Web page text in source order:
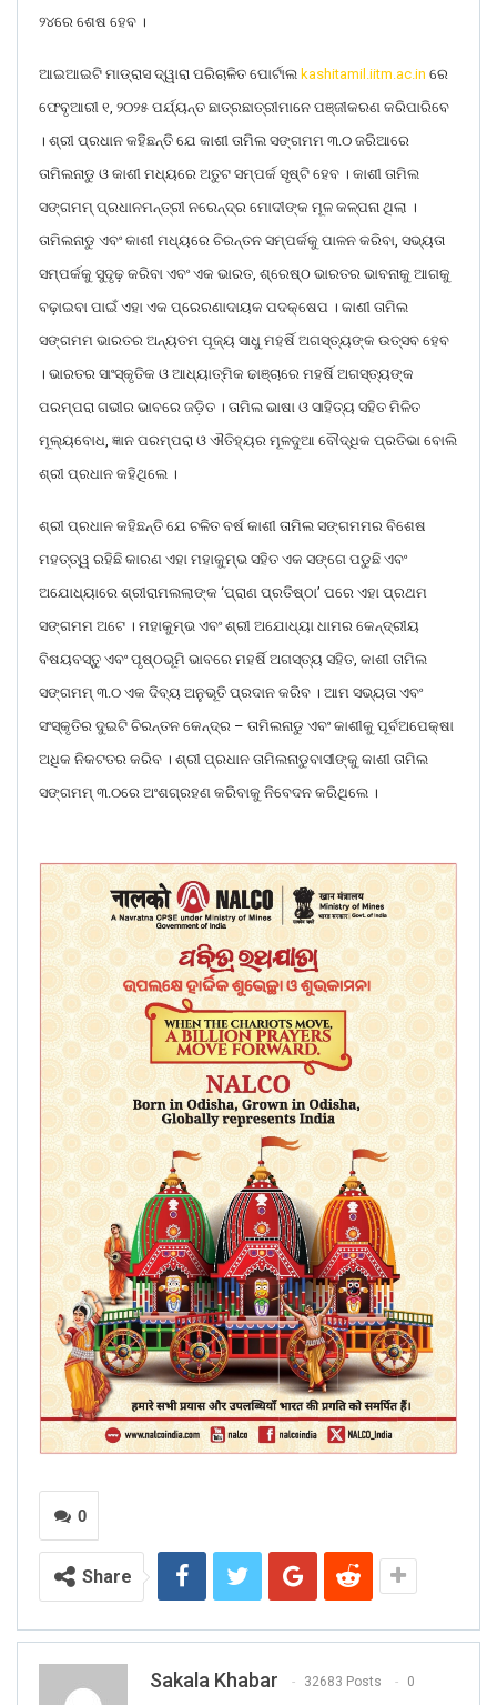
୨୪ରେ ଶେଷ ହେବ ।
ଆଇଆଇଟି ମାଡ୍ରାସ ଦ୍ୱାରା ପରିଚାଳିତ ପୋର୍ଟାଲ kashitamil.iitm.ac.in ରେ
ଫେବୃଆରୀ ୧, ୨୦୨୫ ପର୍ଯ୍ୟନ୍ତ ଛାତ୍ରଛାତ୍ରୀମାନେ ପଞ୍ଜୀକରଣ କରିପାରିବେ
। ଶ୍ରୀ ପ୍ରଧାନ କହିଛନ୍ତି ଯେ କାଶୀ ତାମିଲ ସଙ୍ଗମମ ୩.୦ ଜରିଆରେ
ତାମିଲନାଡୁ ଓ କାଶୀ ମଧ୍ୟରେ ଅତୁଟ ସମ୍ପର୍କ ସୃଷ୍ଟି ହେବ । କାଶୀ ତାମିଲ
ସଙ୍ଗମମ୍ ପ୍ରଧାନମନ୍ତ୍ରୀ ନରେନ୍ଦ୍ର ମୋଦୀଙ୍କ ମୂଳ କଳ୍ପନା ଥିଲା ।
ତାମିଲନାଡୁ ଏବଂ କାଶୀ ମଧ୍ୟରେ ଚିରନ୍ତନ ସମ୍ପର୍କକୁ ପାଳନ କରିବା, ସଭ୍ୟତା
ସମ୍ପର୍କକୁ ସୁଦୃଢ଼ କରିବା ଏବଂ ଏକ ଭାରତ, ଶ୍ରେଷ୍ଠ ଭାରତର ଭାବନାକୁ ଆଗକୁ
ବଢ଼ାଇବା ପାଇଁ ଏହା ଏକ ପ୍ରେରଣାଦାୟକ ପଦକ୍ଷେପ । କାଶୀ ତାମିଲ
ସଙ୍ଗମମ ଭାରତର ଅନ୍ୟତମ ପୂଜ୍ୟ ସାଧୁ ମହର୍ଷି ଅଗସ୍ତ୍ୟଙ୍କ ଉତ୍ସବ ହେବ
। ଭାରତର ସାଂସ୍କୃତିକ ଓ ଆଧ୍ୟାତ୍ମିକ ଢାଞ୍ଚାରେ ମହର୍ଷି ଅଗସ୍ତ୍ୟଙ୍କ
ପରମ୍ପରା ଗଭୀର ଭାବରେ ଜଡ଼ିତ । ତାମିଲ ଭାଷା ଓ ସାହିତ୍ୟ ସହିତ ମିଳିତ
ମୂଲ୍ୟବୋଧ, ଜ୍ଞାନ ପରମ୍ପରା ଓ ଐତିହ୍ୟର ମୂଳଦୁଆ ବୌଦ୍ଧିକ ପ୍ରତିଭା ବୋଲି
ଶ୍ରୀ ପ୍ରଧାନ କହିଥିଲେ ।
ଶ୍ରୀ ପ୍ରଧାନ କହିଛନ୍ତି ଯେ ଚଳିତ ବର୍ଷ କାଶୀ ତାମିଲ ସଙ୍ଗମମର ବିଶେଷ
ମହତ୍ତ୍ୱ ରହିଛି କାରଣ ଏହା ମହାକୁମ୍ଭ ସହିତ ଏକ ସଙ୍ଗେ ପଡୁଛି ଏବଂ
ଅଯୋଧ୍ୟାରେ ଶ୍ରୀରାମଲଲାଙ୍କ ‘ପ୍ରାଣ ପ୍ରତିଷ୍ଠା’ ପରେ ଏହା ପ୍ରଥମ
ସଙ୍ଗମମ ଅଟେ । ମହାକୁମ୍ଭ ଏବଂ ଶ୍ରୀ ଅଯୋଧ୍ୟା ଧାମର କେନ୍ଦ୍ରୀୟ
ବିଷୟବସ୍ତୁ ଏବଂ ପୃଷ୍ଠଭୂମି ଭାବରେ ମହର୍ଷି ଅଗସ୍ତ୍ୟ ସହିତ, କାଶୀ ତାମିଲ
ସଙ୍ଗମମ୍ ୩.୦ ଏକ ଦିବ୍ୟ ଅନୁଭୂତି ପ୍ରଦାନ କରିବ । ଆମ ସଭ୍ୟତା ଏବଂ
ସଂସ୍କୃତିର ଦୁଇଟି ଚିରନ୍ତନ କେନ୍ଦ୍ର – ତାମିଲନାଡୁ ଏବଂ କାଶୀକୁ ପୂର୍ବଅପେକ୍ଷା
ଅଧିକ ନିକଟତର କରିବ । ଶ୍ରୀ ପ୍ରଧାନ ତାମିଲନାଡୁବାସୀଙ୍କୁ କାଶୀ ତାମିଲ
ସଙ୍ଗମମ୍ ୩.୦ରେ ଅଂଶଗ୍ରହଣ କରିବାକୁ ନିବେଦନ କରିଥିଲେ ।
0
Share
Sakala Khabar 32683 Posts 0